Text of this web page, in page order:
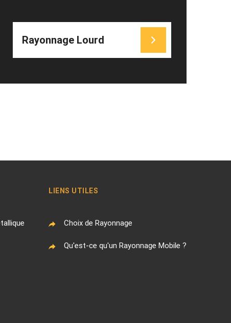
Rayonnage Lourd
LIENS UTILES
Choix de Rayonnage
Qu'est-ce qu'un Rayonnage Mobile ?